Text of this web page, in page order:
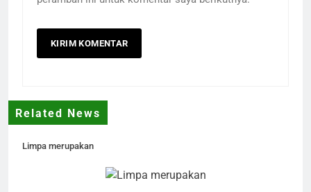
Related News
Limpa merupakan